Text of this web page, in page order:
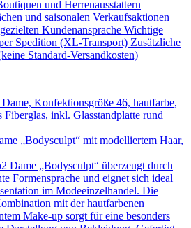
und Herrenausstattern
und saisonalen Verkaufsaktionen
Kundenansprache Wichtige
Spedition (XL-Transport) Zusätzliche
Standard-Versandkosten)
„Bodysculpt“ mit modelliertem Haar,
Dame „Bodysculpt“ überzeugt durch
Formensprache und eignet sich ideal
im Modeeinzelhandel. Die
mit der hautfarbenen
Make-up sorgt für eine besonders